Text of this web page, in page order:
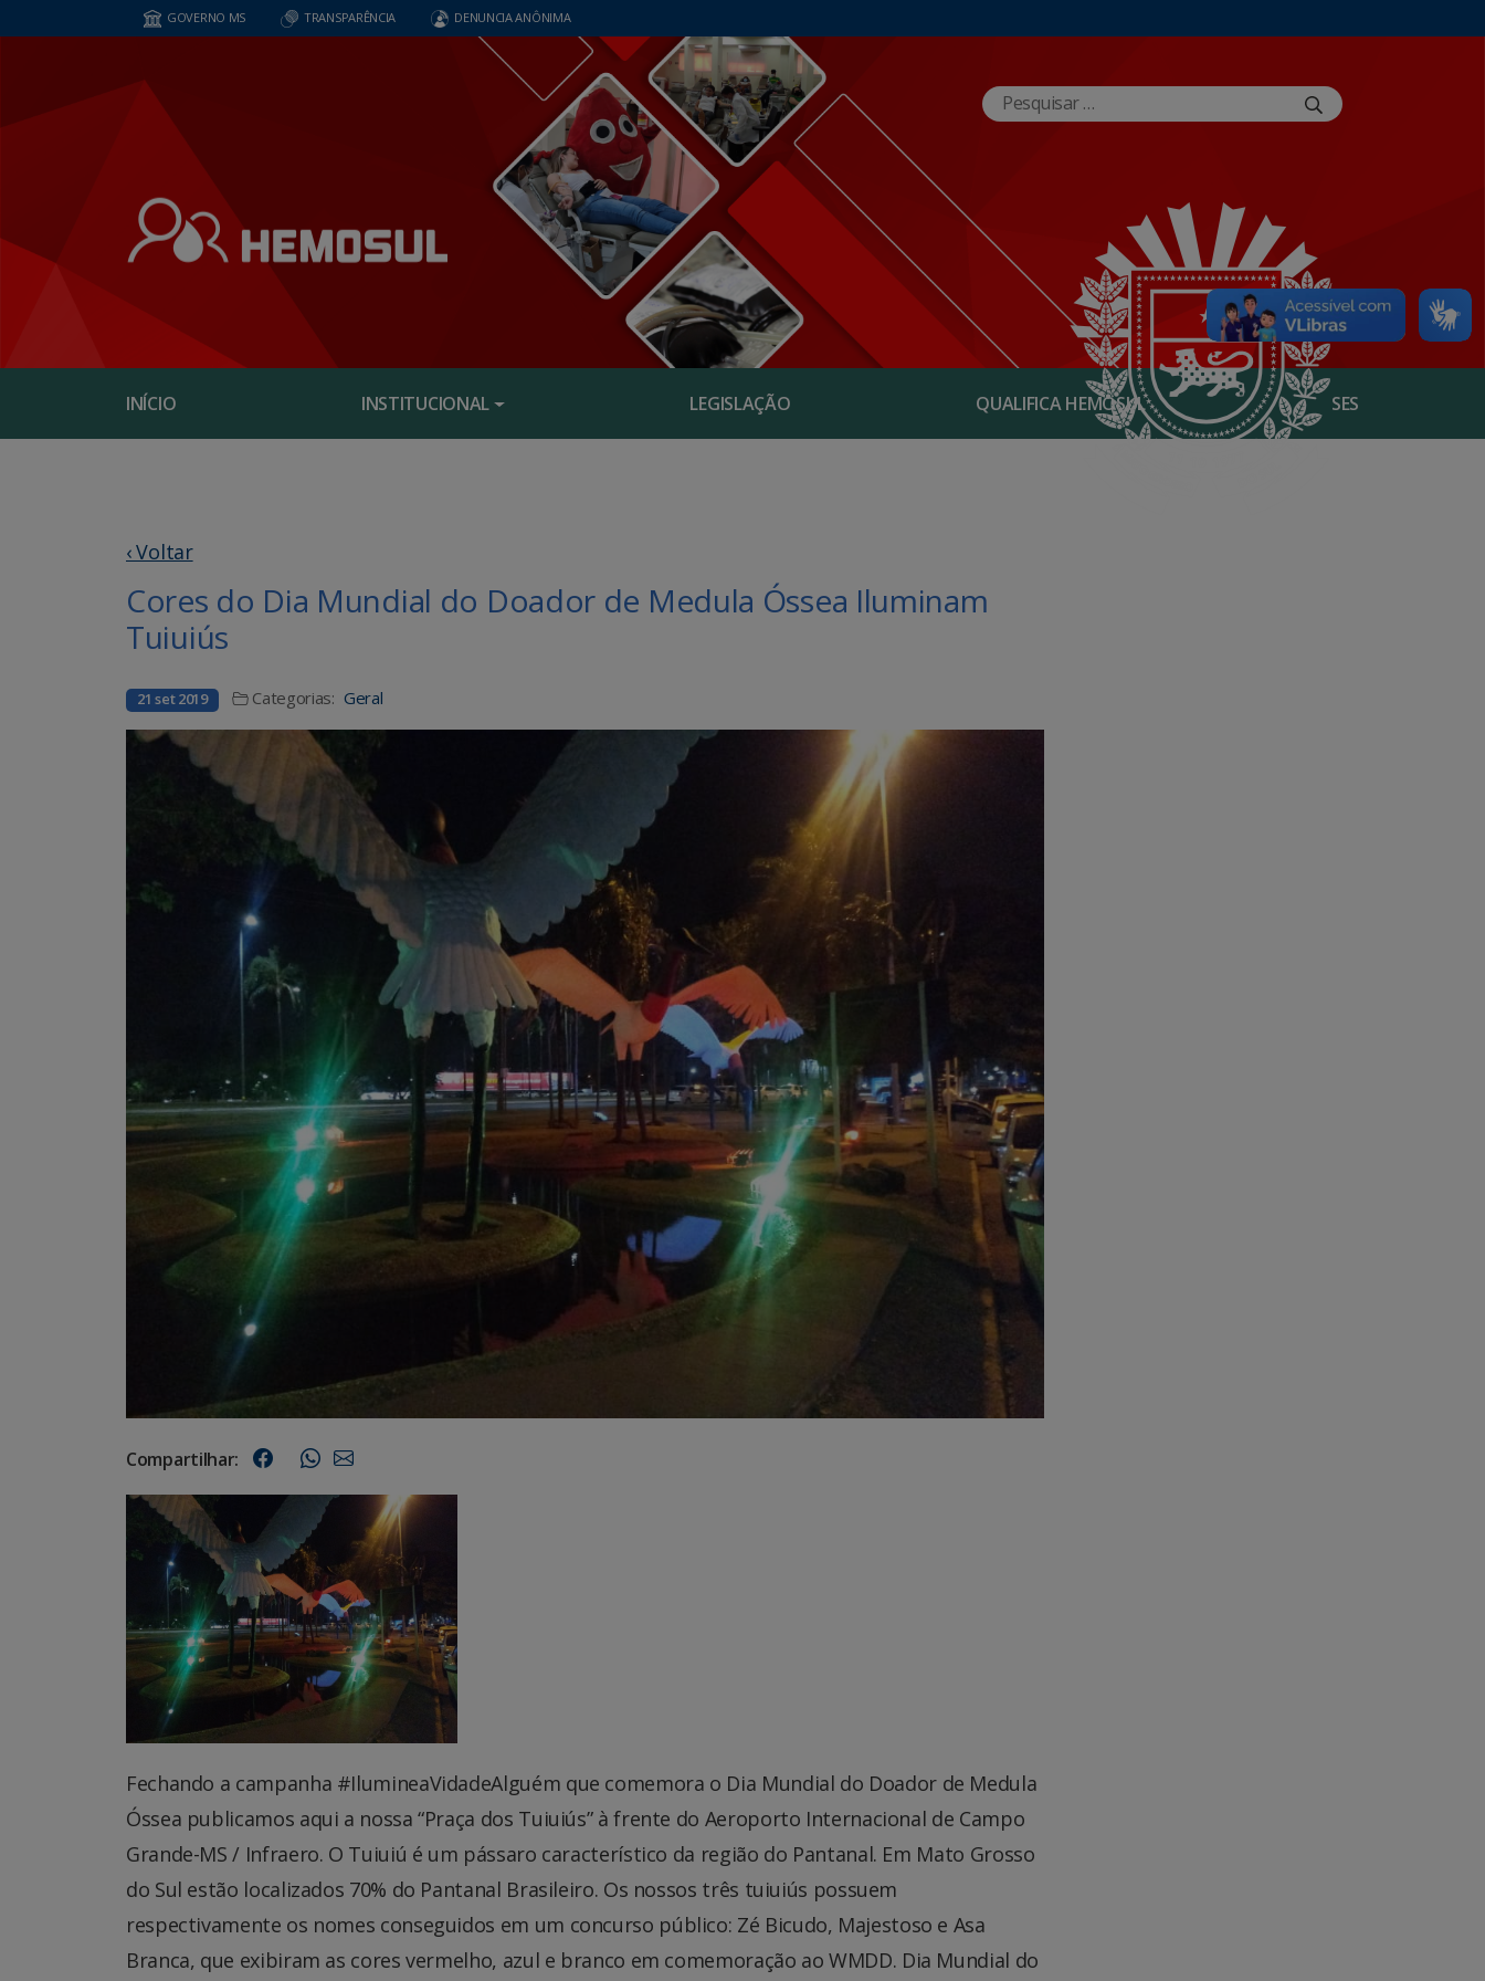
GOVERNO MS TRANSPARÊNCIA DENUNCIA ANÔNIMA
INÍCIO INSTITUCIONAL LEGISLAÇÃO QUALIFICA HEMOSUL SES
‹ Voltar
Cores do Dia Mundial do Doador de Medula Óssea Iluminam
Tuiuiús
21 set 2019 Categorias: Geral
Compartilhar:
Fechando a campanha #IlumineaVidadeAlguém que comemora o Dia Mundial do Doador de Medula
Óssea publicamos aqui a nossa “Praça dos Tuiuiús” à frente do Aeroporto Internacional de Campo
Grande-MS / Infraero. O Tuiuiú é um pássaro característico da região do Pantanal. Em Mato Grosso
do Sul estão localizados 70% do Pantanal Brasileiro. Os nossos três tuiuiús possuem
respectivamente os nomes conseguidos em um concurso público: Zé Bicudo, Majestoso e Asa
Branca, que exibiram as cores vermelho, azul e branco em comemoração ao WMDD. Dia Mundial do